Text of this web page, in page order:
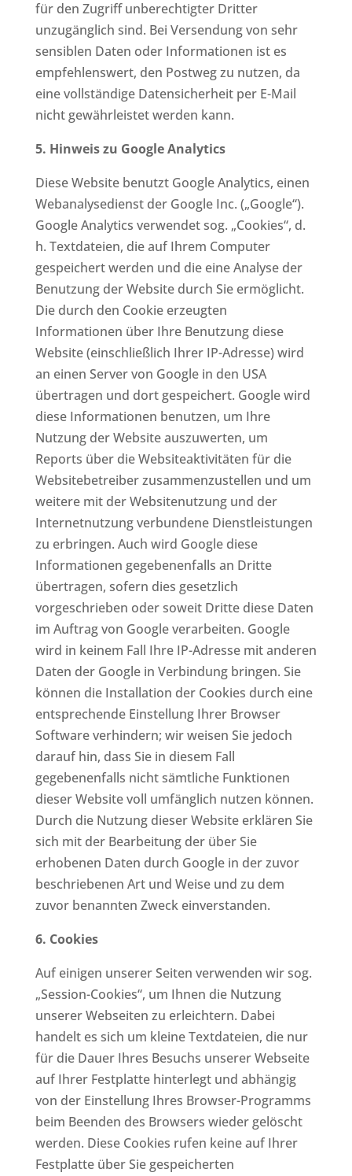
für den Zugriff unberechtigter Dritter
unzugänglich sind. Bei Versendung von sehr
sensiblen Daten oder Informationen ist es
empfehlenswert, den Postweg zu nutzen, da
eine vollständige Datensicherheit per E-Mail
nicht gewährleistet werden kann.
5. Hinweis zu Google Analytics
Diese Website benutzt Google Analytics, einen
Webanalysedienst der Google Inc. („Google“).
Google Analytics verwendet sog. „Cookies“, d.
h. Textdateien, die auf Ihrem Computer
gespeichert werden und die eine Analyse der
Benutzung der Website durch Sie ermöglicht.
Die durch den Cookie erzeugten
Informationen über Ihre Benutzung diese
Website (einschließlich Ihrer IP-Adresse) wird
an einen Server von Google in den USA
übertragen und dort gespeichert. Google wird
diese Informationen benutzen, um Ihre
Nutzung der Website auszuwerten, um
Reports über die Websiteaktivitäten für die
Websitebetreiber zusammenzustellen und um
weitere mit der Websitenutzung und der
Internetnutzung verbundene Dienstleistungen
zu erbringen. Auch wird Google diese
Informationen gegebenenfalls an Dritte
übertragen, sofern dies gesetzlich
vorgeschrieben oder soweit Dritte diese Daten
im Auftrag von Google verarbeiten. Google
wird in keinem Fall Ihre IP-Adresse mit anderen
Daten der Google in Verbindung bringen. Sie
können die Installation der Cookies durch eine
entsprechende Einstellung Ihrer Browser
Software verhindern; wir weisen Sie jedoch
darauf hin, dass Sie in diesem Fall
gegebenenfalls nicht sämtliche Funktionen
dieser Website voll umfänglich nutzen können.
Durch die Nutzung dieser Website erklären Sie
sich mit der Bearbeitung der über Sie
erhobenen Daten durch Google in der zuvor
beschriebenen Art und Weise und zu dem
zuvor benannten Zweck einverstanden.
6. Cookies
Auf einigen unserer Seiten verwenden wir sog.
„Session-Cookies“, um Ihnen die Nutzung
unserer Webseiten zu erleichtern. Dabei
handelt es sich um kleine Textdateien, die nur
für die Dauer Ihres Besuchs unserer Webseite
auf Ihrer Festplatte hinterlegt und abhängig
von der Einstellung Ihres Browser-Programms
beim Beenden des Browsers wieder gelöscht
werden. Diese Cookies rufen keine auf Ihrer
Festplatte über Sie gespeicherten